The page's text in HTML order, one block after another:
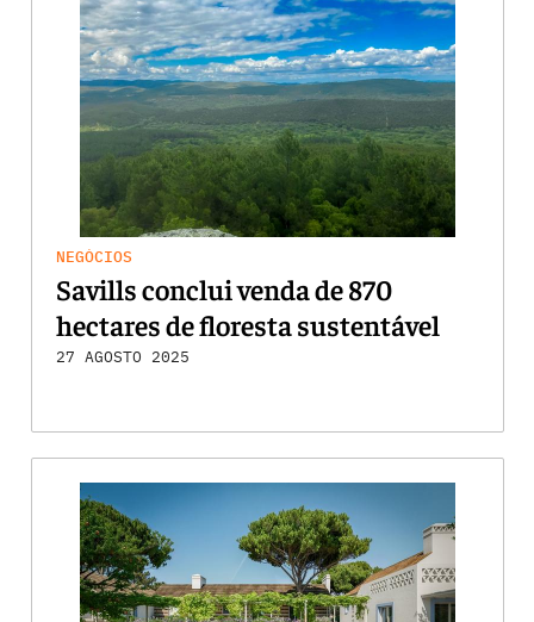
NEGÓCIOS
Savills conclui venda de 870
hectares de floresta sustentável
27 AGOSTO 2025